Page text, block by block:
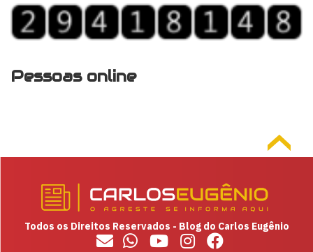
Pessoas online
Todos os Direitos Reservados - Blog do Carlos Eugênio